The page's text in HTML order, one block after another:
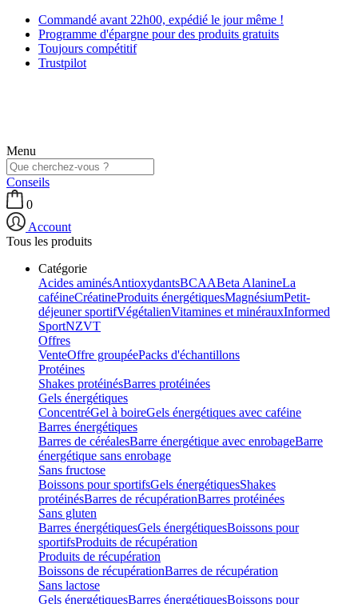
Commandé avant 22h00, expédié le jour même !
Programme d'épargne pour des produits gratuits
Toujours compétitif
Trustpilot
Menu
Conseils
0
Account
Tous les produits
Catégorie
Acides aminésAntioxydantsBCAABeta AlanineLa
caféineCréatineProduits énergétiquesMagnésiumPetit-
déjeuner sportifVégétalienVitamines et minérauxInformed
SportNZVT
Offres
VenteOffre groupéePacks d'échantillons
Protéines
Shakes protéinésBarres protéinées
Gels énergétiques
ConcentréGel à boireGels énergétiques avec caféine
Barres énergétiques
Barres de céréalesBarre énergétique avec enrobageBarre
énergétique sans enrobage
Sans fructose
Boissons pour sportifsGels énergétiquesShakes
protéinésBarres de récupérationBarres protéinées
Sans gluten
Barres énergétiquesGels énergétiquesBoissons pour
sportifsProduits de récupération
Produits de récupération
Boissons de récupérationBarres de récupération
Sans lactose
Gels énergétiquesBarres énergétiquesBoissons pour